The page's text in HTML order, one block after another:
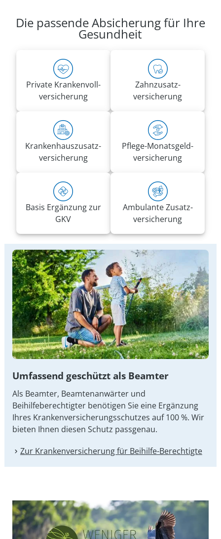
Die passende Absicherung für Ihre
Gesundheit
Private Kranken­voll­
versicherung
Zahnzusatz­
versicherung
Kranken­haus­zusatz­­
versicherung
Pflege-Monatsgeld­
versicherung
Basis Ergänzung zur
GKV
Ambulante Zusatz­
versicherung
Umfassend geschützt als Beamter
Als Beamter, Beamtenanwärter und
Beihilfeberechtigter benötigen Sie eine Ergänzung
Ihres Kran­ken­ver­si­che­rungs­schut­zes auf 100 %. Wir
bieten Ihnen diesen Schutz passgenau.
Zur Kranken­versicherung für Beihilfe-Berechtigte